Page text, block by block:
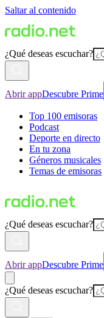
Saltar al contenido
¿Qué deseas escuchar?
Abrir appDescubre Prime
Top 100 emisoras
Podcast
Deporte en directo
En tu zona
Géneros musicales
Temas de emisoras
¿Qué deseas escuchar?
Abrir appDescubre Prime
¿Qué deseas escuchar?